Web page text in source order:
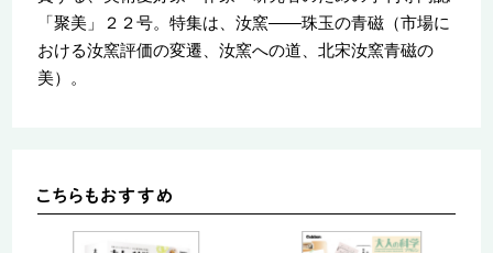
「聚美」２２号。特集は、汝窯――珠玉の青磁（市場に
おける汝窯評価の変遷、汝窯への道、北宋汝窯青磁の
美）。